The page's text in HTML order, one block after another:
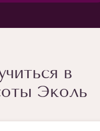
в
Эколь